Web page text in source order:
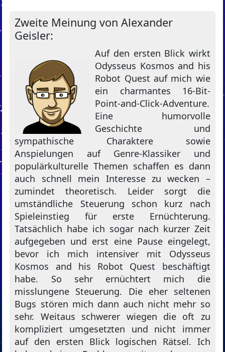
Zweite Meinung von Alexander
Geisler:
Auf den ersten Blick wirkt
Odysseus Kosmos and his
Robot Quest auf mich wie
ein charmantes 16-Bit-
Point-and-Click-Adventure.
Eine humorvolle
Geschichte und
sympathische Charaktere sowie
Anspielungen auf Genre-Klassiker und
populärkulturelle Themen schaffen es dann
auch schnell mein Interesse zu wecken –
zumindet theoretisch. Leider sorgt die
umständliche Steuerung schon kurz nach
Spieleinstieg für erste Ernüchterung.
Tatsächlich habe ich sogar nach kurzer Zeit
aufgegeben und erst eine Pause eingelegt,
bevor ich mich intensiver mit Odysseus
Kosmos and his Robot Quest beschäftigt
habe. So sehr ernüchtert mich die
misslungene Steuerung. Die eher seltenen
Bugs stören mich dann auch nicht mehr so
sehr. Weitaus schwerer wiegen die oft zu
kompliziert umgesetzten und nicht immer
auf den ersten Blick logischen Rätsel. Ich